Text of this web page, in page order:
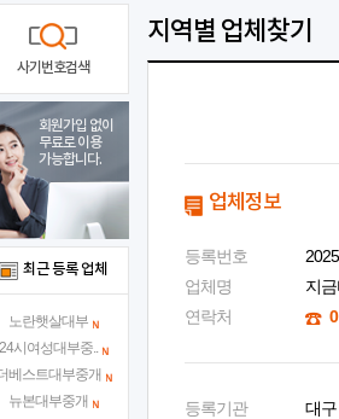
지역별 업체찾기
업체정보
등록번호
업체명
지
연락처
등록기관
대
사기번호검색
회원가입 없이
무료로 이용
가능합니다.
최근 등록 업체
노란햇살대부
시여성대부중..
베스트대부중개
뉴본대부중개